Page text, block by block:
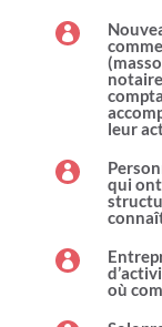

leur

qui ont

où